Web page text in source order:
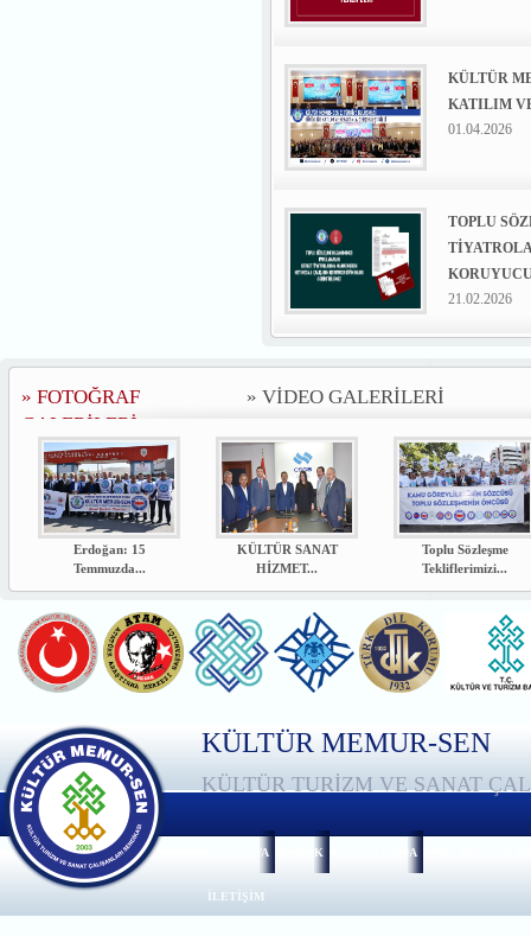
KÜLTÜR
KATILIM
01.04.2026
TOPLU
21.02.2026
» FOTOĞRAF
GALERİLERİ
» VİDEO GALERİLERİ
Erdoğan: 15
Temmuzda...
KÜLTÜR SANAT
HİZMET...
Toplu Sözleşme
Tekliflerimizi...
KÜLTÜR MEMUR-SEN
KÜLTÜR TURİZM VE SANAT
ANASAYFA TÜZÜK HAKKIMIZDA
İLETİŞİM